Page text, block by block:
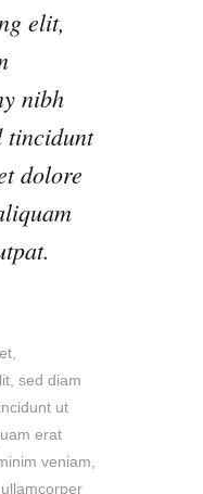
elit,
nibh
tincidunt
dolore
sed diam
ut
erat
veniam,